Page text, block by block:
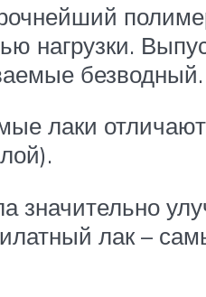
нагрузки.
безводный.
лаки
значительно
лак –